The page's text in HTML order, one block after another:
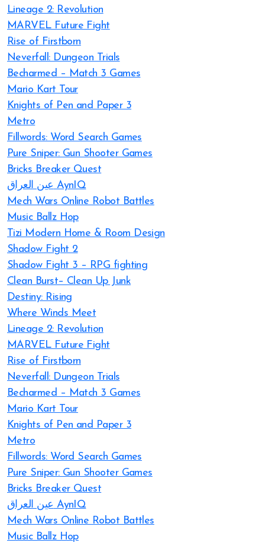
Lineage 2: Revolution
MARVEL Future Fight
Rise of Firstborn
Neverfall: Dungeon Trials
Becharmed – Match 3 Games
Mario Kart Tour
Knights of Pen and Paper 3
Metro
Fillwords: Word Search Games
Pure Sniper: Gun Shooter Games
Bricks Breaker Quest
عين العراق AynIQ
Mech Wars Online Robot Battles
Music Ballz Hop
Tizi Modern Home & Room Design
Shadow Fight 2
Shadow Fight 3 – RPG fighting
Clean Burst– Clean Up Junk
Destiny: Rising
Where Winds Meet
Lineage 2: Revolution
MARVEL Future Fight
Rise of Firstborn
Neverfall: Dungeon Trials
Becharmed – Match 3 Games
Mario Kart Tour
Knights of Pen and Paper 3
Metro
Fillwords: Word Search Games
Pure Sniper: Gun Shooter Games
Bricks Breaker Quest
عين العراق AynIQ
Mech Wars Online Robot Battles
Music Ballz Hop